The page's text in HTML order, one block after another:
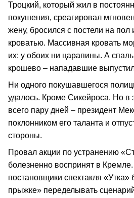
Троцкий, который жил в
покушения, среагировал
жену, бросился с постели на пол
кроватью. Массивная кровать
их: у обоих ни царапины. А
крошево – нападавшие
Ни одного покушавшегося
удалось. Кроме Сикейроса. Но в
всего пару дней – президент
поклонником его таланта и
стороны.
Провал акции по устранению
болезненно воспринят в
постановщики спектакля
прыжке» переделывать